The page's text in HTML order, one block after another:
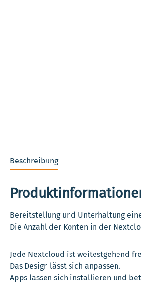
Beschreibung
Bereitstellung und Unterhaltung
Die Anzahl der Konten in der
Jede Nextcloud ist weitestgehend
Das Design lässt sich anpassen.
Apps lassen sich installieren und